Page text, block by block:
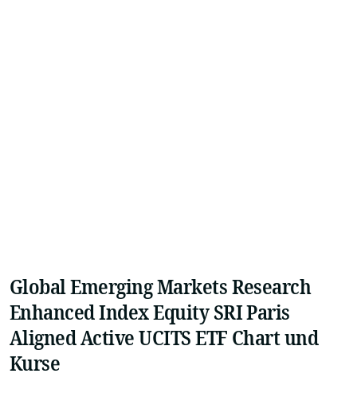
Global Emerging Markets Research
Enhanced Index Equity SRI Paris
Aligned Active UCITS ETF Chart und
Kurse